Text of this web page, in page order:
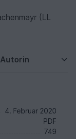
(LL
4. Februar 2020
PDF
749